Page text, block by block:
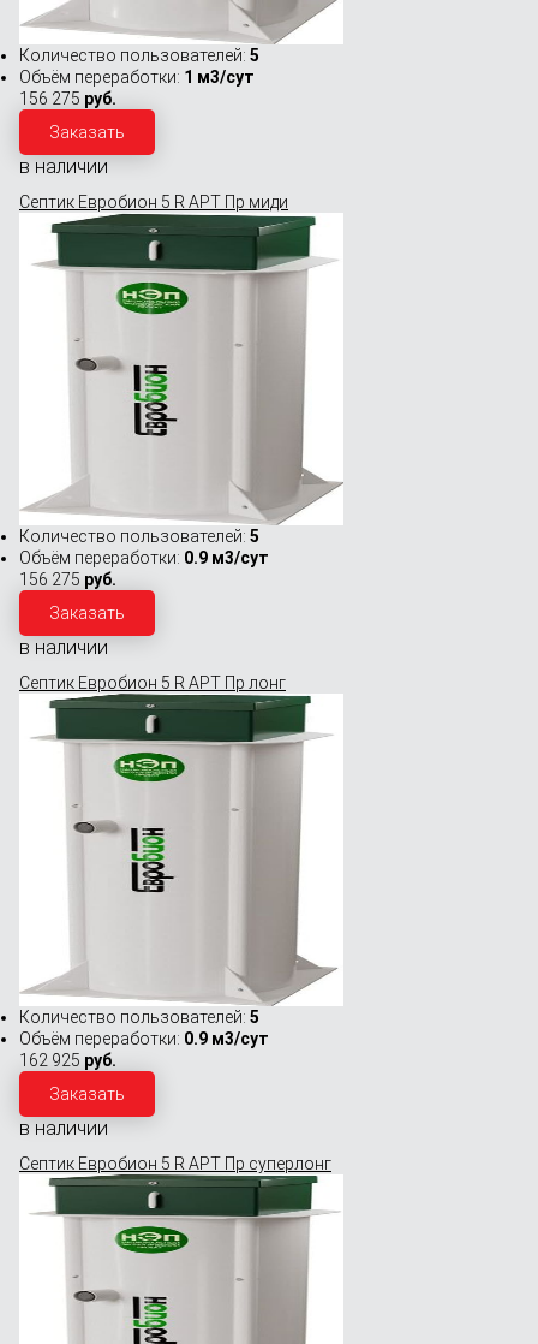
Количество пользователей: 5
Объём переработки: 1 м3/сут
156 275 руб.
Заказать
в наличии
Септик Евробион 5 R АРТ Пр миди
Количество пользователей: 5
Объём переработки: 0.9 м3/сут
156 275 руб.
Заказать
в наличии
Септик Евробион 5 R АРТ Пр лонг
Количество пользователей: 5
Объём переработки: 0.9 м3/сут
162 925 руб.
Заказать
в наличии
Септик Евробион 5 R АРТ Пр суперлонг